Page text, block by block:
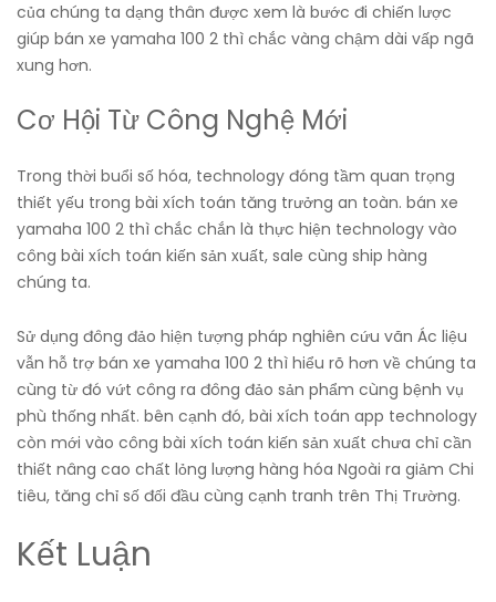
của chúng ta dạng thân được xem là bước đi chiến lược
giúp bán xe yamaha 100 2 thì chắc vàng chậm dài vấp ngã
xung hơn.
Cơ Hội Từ Công Nghệ Mới
Trong thời buổi số hóa, technology đóng tầm quan trọng
thiết yếu trong bài xích toán tăng trưởng an toàn. bán xe
yamaha 100 2 thì chắc chắn là thực hiện technology vào
công bài xích toán kiến sản xuất, sale cùng ship hàng
chúng ta.
Sử dụng đông đảo hiện tượng pháp nghiên cứu vãn Ác liệu
vẫn hỗ trợ bán xe yamaha 100 2 thì hiểu rõ hơn về chúng ta
cùng từ đó vứt công ra đông đảo sản phẩm cùng bệnh vụ
phù thống nhất. bên cạnh đó, bài xích toán app technology
còn mới vào công bài xích toán kiến sản xuất chưa chỉ cần
thiết nâng cao chất lỏng lượng hàng hóa Ngoài ra giảm Chi
tiêu, tăng chỉ số đối đầu cùng cạnh tranh trên Thị Trường.
Kết Luận